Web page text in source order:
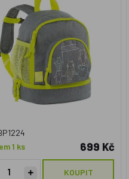
1 ks
699 Kč
KOUPIT